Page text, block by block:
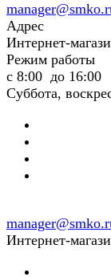
Адрес
Интернет-
Режим работы
с 8:00 до 16:00
Суббота,
Интернет-